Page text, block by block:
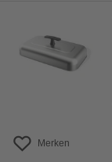
Merken